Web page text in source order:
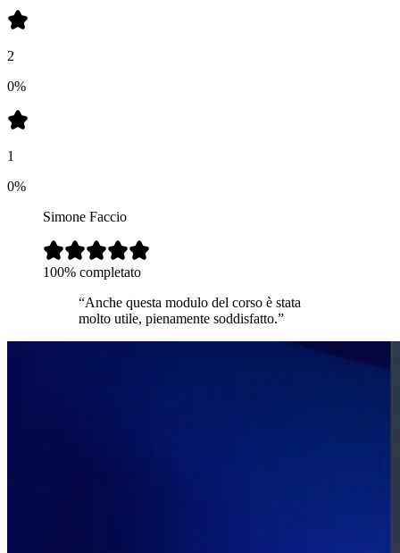
2
0%
1
0%
Simone Faccio
100% completato
“Anche questa modulo del corso è stata
molto utile, pienamente soddisfatto.”